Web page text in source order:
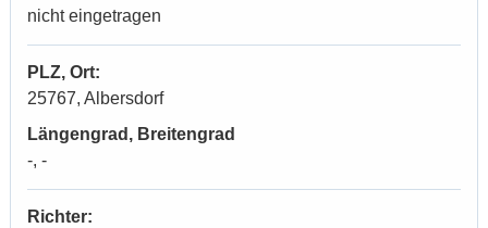
nicht eingetragen
PLZ, Ort:
25767, Albersdorf
Längengrad, Breitengrad
-, -
Richter: